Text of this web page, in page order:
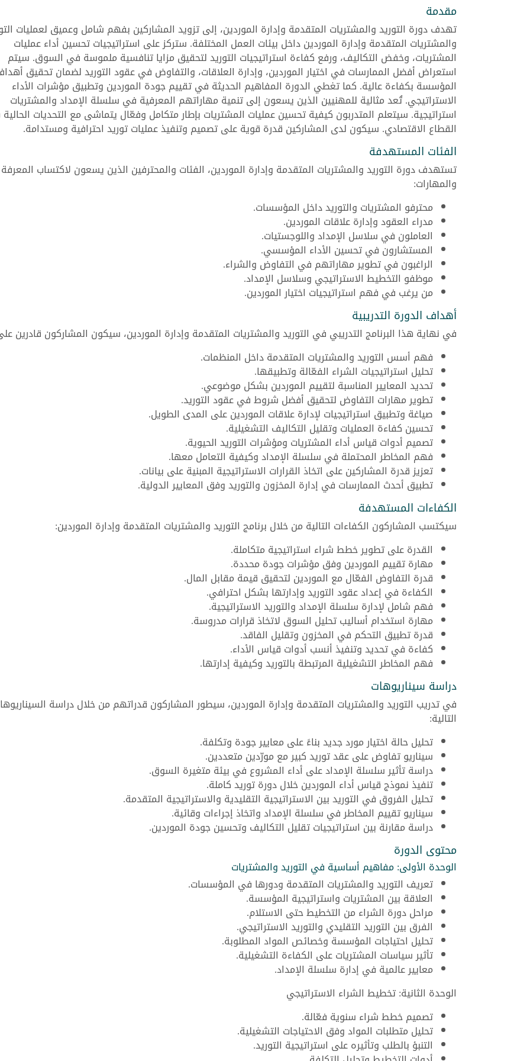
مقدمة
تهدف دورة التوريد والمشتريات المتقدمة وإدارة الموردين، إلى تزويد المشاركين بفهم شامل وعميق لعمليات
والمشتريات المتقدمة وإدارة الموردين داخل بيئات العمل المختلفة. ستركز على استراتيجيات تحسين أداء عمليات
المشتريات، وخفض التكاليف، ورفع كفاءة استراتيجيات التوريد لتحقيق مزايا تنافسية ملموسة في السوق. سيتم
استعراض أفضل الممارسات في اختيار الموردين، وإدارة العلاقات، والتفاوض في عقود التوريد لضمان تحقيق
المؤسسة بكفاءة عالية. كما تغطي الدورة المفاهيم الحديثة في تقييم جودة الموردين وتطبيق مؤشرات الأداء
الاستراتيجي. تُعد مثالية للمهنيين الذين يسعون إلى تنمية مهاراتهم المعرفية في سلسلة الإمداد والمشتريات
استراتيجية. سيتعلم المتدربون كيفية تحسين عمليات المشتريات بإطار متكامل وفعّال يتماشى مع التحديات
القطاع الاقتصادي. سيكون لدى المشاركين قدرة قوية على تصميم وتنفيذ عمليات توريد احترافية ومستدامة.
الفئات المستهدفة
تستهدف دورة التوريد والمشتريات المتقدمة وإدارة الموردين، الفئات والمحترفين الذين يسعون لاكتساب المعرفة
والمهارات:
محترفو المشتريات والتوريد داخل المؤسسات.
مدراء العقود وإدارة علاقات الموردين.
العاملون في سلاسل الإمداد واللوجستيات.
المستشارون في تحسين الأداء المؤسسي.
الراغبون في تطوير مهاراتهم في التفاوض والشراء.
موظفو التخطيط الاستراتيجي وسلاسل الإمداد.
من يرغب في فهم استراتيجيات اختيار الموردين.
أهداف الدورة التدريبية
في نهاية هذا البرنامج التدريبي في التوريد والمشتريات المتقدمة وإدارة الموردين، سيكون المشاركون قادرين
فهم أسس التوريد والمشتريات المتقدمة داخل المنظمات.
تحليل استراتيجيات الشراء الفعّالة وتطبيقها.
تحديد المعايير المناسبة لتقييم الموردين بشكل موضوعي.
تطوير مهارات التفاوض لتحقيق أفضل شروط في عقود التوريد.
صياغة وتطبيق استراتيجيات لإدارة علاقات الموردين على المدى الطويل.
تحسين كفاءة العمليات وتقليل التكاليف التشغيلية.
تصميم أدوات قياس أداء المشتريات ومؤشرات التوريد الحيوية.
فهم المخاطر المحتملة في سلسلة الإمداد وكيفية التعامل معها.
تعزيز قدرة المشاركين على اتخاذ القرارات الاستراتيجية المبنية على بيانات.
تطبيق أحدث الممارسات في إدارة المخزون والتوريد وفق المعايير الدولية.
الكفاءات المستهدفة
سيكتسب المشاركون الكفاءات التالية من خلال برنامج التوريد والمشتريات المتقدمة وإدارة الموردين:
القدرة على تطوير خطط شراء استراتيجية متكاملة.
مهارة تقييم الموردين وفق مؤشرات جودة محددة.
قدرة التفاوض الفعّال مع الموردين لتحقيق قيمة مقابل المال.
الكفاءة في إعداد عقود التوريد وإدارتها بشكل احترافي.
فهم شامل لإدارة سلسلة الإمداد والتوريد الاستراتيجية.
مهارة استخدام أساليب تحليل السوق لاتخاذ قرارات مدروسة.
قدرة تطبيق التحكم في المخزون وتقليل الفاقد.
كفاءة في تحديد وتنفيذ أنسب أدوات قياس الأداء.
فهم المخاطر التشغيلية المرتبطة بالتوريد وكيفية إدارتها.
دراسة سيناريوهات
في تدريب التوريد والمشتريات المتقدمة وإدارة الموردين، سيطور المشاركون قدراتهم من خلال دراسة
التالية:
تحليل حالة اختيار مورد جديد بناءً على معايير جودة وتكلفة.
سيناريو تفاوض على عقد توريد كبير مع مورّدين متعددين.
دراسة تأثير سلسلة الإمداد على أداء المشروع في بيئة متغيرة السوق.
تنفيذ نموذج قياس أداء الموردين خلال دورة توريد كاملة.
تحليل الفروق في التوريد بين الاستراتيجية التقليدية والاستراتيجية المتقدمة.
سيناريو تقييم المخاطر في سلسلة الإمداد واتخاذ إجراءات وقائية.
دراسة مقارنة بين استراتيجيات تقليل التكاليف وتحسين جودة الموردين.
محتوى الدورة
الوحدة الأولى: مفاهيم أساسية في التوريد والمشتريات
تعريف التوريد والمشتريات المتقدمة ودورها في المؤسسات.
العلاقة بين المشتريات واستراتيجية المؤسسة.
مراحل دورة الشراء من التخطيط حتى الاستلام.
الفرق بين التوريد التقليدي والتوريد الاستراتيجي.
تحليل احتياجات المؤسسة وخصائص المواد المطلوبة.
تأثير سياسات المشتريات على الكفاءة التشغيلية.
معايير عالمية في إدارة سلسلة الإمداد.
الوحدة الثانية: تخطيط الشراء الاستراتيجي
تصميم خطط شراء سنوية فعّالة.
تحليل متطلبات المواد وفق الاحتياجات التشغيلية.
التنبؤ بالطلب وتأثيره على استراتيجية التوريد.